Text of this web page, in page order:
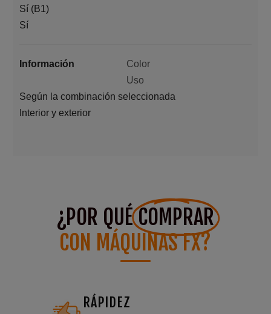
Sí (B1)
Sí
Información
Color
Uso
Según la combinación seleccionada
Interior y exterior
¿POR QUÉCOMPRAR
CON MÁQUINAS FX?
RÁPIDEZ